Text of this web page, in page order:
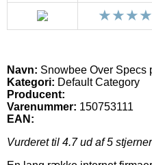
Navn: Snowbee Over Specs
Kategori: Default Category
Producent:
Varenummer: 150753111
EAN:
Vurderet til 4.7ud af 5